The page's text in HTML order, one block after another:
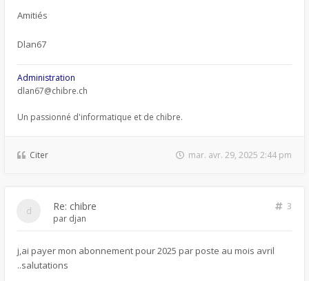
Amitiés
Dlan67
Administration
dlan67@chibre.ch
Un passionné d'informatique et de chibre.
Citer mar. avr. 29, 2025 2:44 pm
Re: chibre
3
par djan
j,ai payer mon abonnement pour 2025 par poste au mois avril
..salutations